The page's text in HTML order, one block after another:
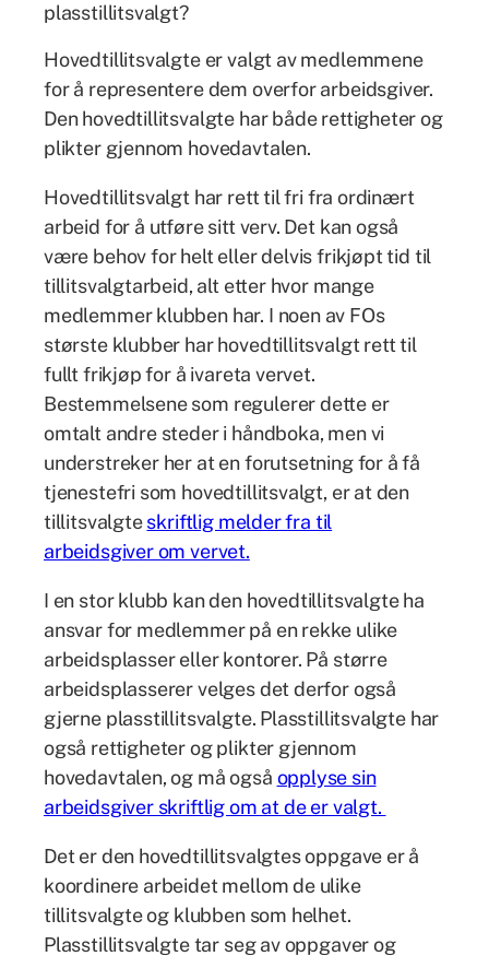
plasstillitsvalgt?
Hovedtillitsvalgte er valgt av medlemmene
for å representere dem overfor arbeidsgiver.
Den hovedtillitsvalgte har både rettigheter og
plikter gjennom hovedavtalen.
Hovedtillitsvalgt har rett til fri fra ordinært
arbeid for å utføre sitt verv. Det kan også
være behov for helt eller delvis frikjøpt tid til
tillitsvalgtarbeid, alt etter hvor mange
medlemmer klubben har. I noen av FOs
største klubber har hovedtillitsvalgt rett til
fullt frikjøp for å ivareta vervet.
Bestemmelsene som regulerer dette er
omtalt andre steder i håndboka, men vi
understreker her at en forutsetning for å få
tjenestefri som hovedtillitsvalgt, er at den
tillitsvalgteskriftlig melder fra til
arbeidsgiver om vervet.
I en stor klubb kan den hovedtillitsvalgte ha
ansvar for medlemmer på en rekke ulike
arbeidsplasser eller kontorer. På større
arbeidsplasserer velges det derfor også
gjerne plasstillitsvalgte. Plasstillitsvalgte har
også rettigheter og plikter gjennom
hovedavtalen, og må også opplyse sin
arbeidsgiver skriftlig om at de er valgt.
Det er den hovedtillitsvalgtes oppgave er å
koordinere arbeidet mellom de ulike
tillitsvalgte og klubben som helhet.
Plasstillitsvalgte tar seg av oppgaver og